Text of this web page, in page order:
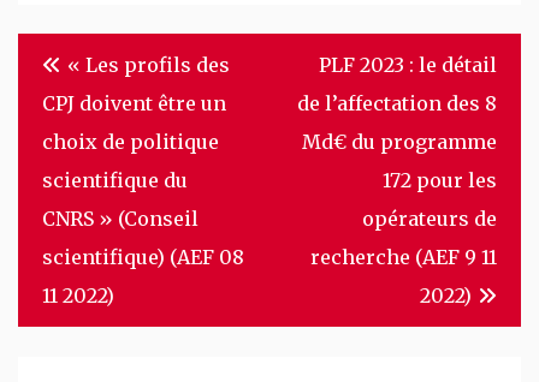
Navigation
l’article
« Les profils des
CPJ doivent être un
choix de politique
scientifique du
CNRS » (Conseil
scientifique) (AEF 08
11 2022)
PLF 2023 : le détail
de l’affectation des 8
Md€ du programme
172 pour les
opérateurs de
recherche (AEF 9 11
2022)